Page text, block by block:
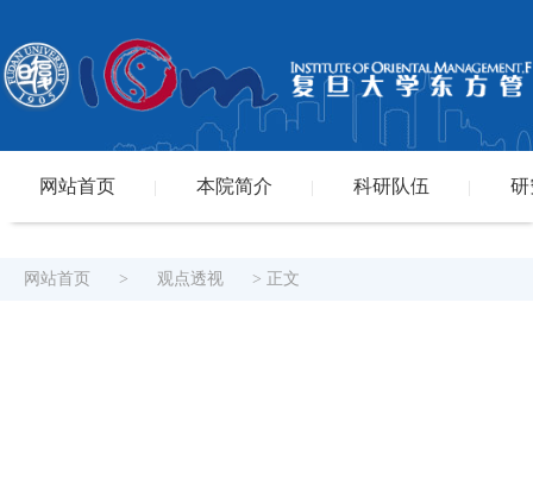
网站首页 本院简介 科研队伍 研
网站首页 > 观点透视 > 正文